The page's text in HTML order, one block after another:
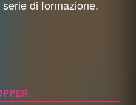
di formazione.